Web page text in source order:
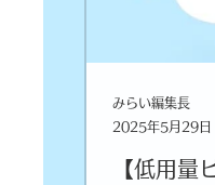
【低用量
みらい編集長
2025年5月29日